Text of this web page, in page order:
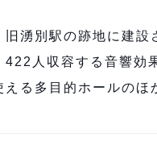
湧別駅の跡地に建設
人収容する音響効
える多目的ホールのほ